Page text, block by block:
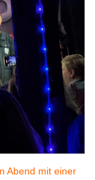
Abend mit einer